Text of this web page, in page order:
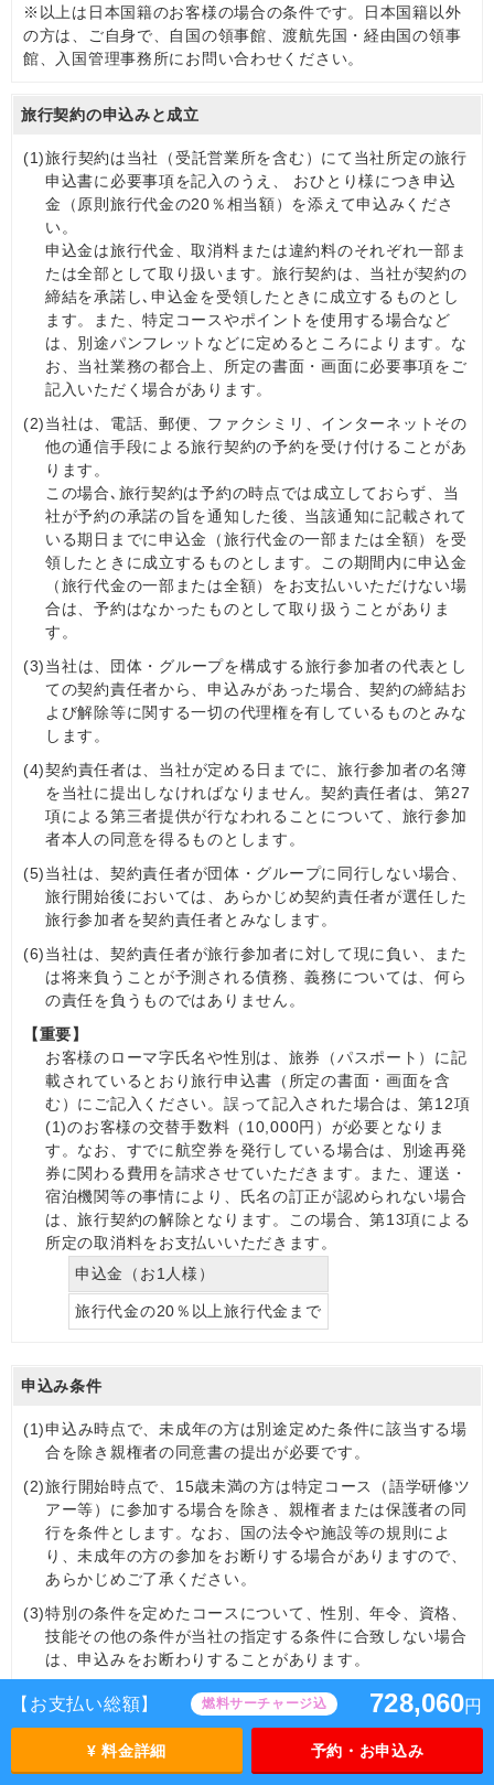
【お支払い総額】 燃料サーチャージ込 728,060円
¥ 料金詳細 予約・お申込み
※以上は日本国籍のお客様の場合の条件です。日本国籍以外
の方は、ご自身で、自国の領事館、渡航先国・経由国の領事
館、入国管理事務所にお問い合わせください。
旅行契約の申込みと成立
(1)旅行契約は当社（受託営業所を含む）にて当社所定の旅行
申込書に必要事項を記入のうえ、 おひとり様につき申込
金（原則旅行代金の20％相当額）を添えて申込みくださ
い。
申込金は旅行代金、取消料または違約料のそれぞれ一部ま
たは全部として取り扱います。旅行契約は、当社が契約の
締結を承諾し､申込金を受領したときに成立するものとし
ます。また、特定コースやポイントを使用する場合など
は、別途パンフレットなどに定めるところによります。な
お、当社業務の都合上、所定の書面・画面に必要事項をご
記入いただく場合があります。
(2)当社は、電話、郵便、ファクシミリ、インターネットその
他の通信手段による旅行契約の予約を受け付けることがあ
ります。
この場合､旅行契約は予約の時点では成立しておらず、当
社が予約の承諾の旨を通知した後、当該通知に記載されて
いる期日までに申込金（旅行代金の一部または全額）を受
領したときに成立するものとします。この期間内に申込金
（旅行代金の一部または全額）をお支払いいただけない場
合は、予約はなかったものとして取り扱うことがありま
す。
(3)当社は、団体・グループを構成する旅行参加者の代表とし
ての契約責任者から、申込みがあった場合、契約の締結お
よび解除等に関する一切の代理権を有しているものとみな
します。
(4)契約責任者は、当社が定める日までに、旅行参加者の名簿
を当社に提出しなければなりません。契約責任者は、第27
項による第三者提供が行なわれることについて、旅行参加
者本人の同意を得るものとします。
(5)当社は、契約責任者が団体・グループに同行しない場合、
旅行開始後においては、あらかじめ契約責任者が選任した
旅行参加者を契約責任者とみなします。
(6)当社は、契約責任者が旅行参加者に対して現に負い、また
は将来負うことが予測される債務、義務については、何ら
の責任を負うものではありません。
【重要】
お客様のローマ字氏名や性別は、旅券（パスポート）に記
載されているとおり旅行申込書（所定の書面・画面を含
む）にご記入ください。誤って記入された場合は、第12項
(1)のお客様の交替手数料（10,000円）が必要となりま
す。なお、すでに航空券を発行している場合は、別途再発
券に関わる費用を請求させていただきます。また、運送・
宿泊機関等の事情により、氏名の訂正が認められない場合
は、旅行契約の解除となります。この場合、第13項による
所定の取消料をお支払いいただきます。
申込金（お1人様）
旅行代金の20％以上旅行代金まで
申込み条件
(1)申込み時点で、未成年の方は別途定めた条件に該当する場
合を除き親権者の同意書の提出が必要です。
(2)旅行開始時点で、15歳未満の方は特定コース（語学研修ツ
アー等）に参加する場合を除き、親権者または保護者の同
行を条件とします。なお、国の法令や施設等の規則によ
り、未成年の方の参加をお断りする場合がありますので、
あらかじめご了承ください。
(3)特別の条件を定めたコースについて、性別、年令、資格、
技能その他の条件が当社の指定する条件に合致しない場合
は、申込みをお断わりすることがあります。
(4)
心身に障がいのある方（耳の不自由な方、目の不自由な
方、歩行が不自由な方、補助犬をお連れの方など）、現在
健康を損なわれている方（血圧異常、心臓病、慢性疾患、
食物アレルギー、動物アレルギーなど）、認知症の⽅、妊